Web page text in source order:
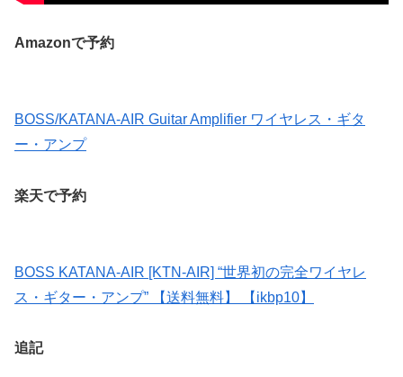
Amazonで予約
BOSS/KATANA-AIR Guitar Amplifier ワイヤレス・ギタ
ー・アンプ
楽天で予約
BOSS KATANA-AIR [KTN-AIR] “世界初の完全ワイヤレ
ス・ギター・アンプ” 【送料無料】 【ikbp10】
追記